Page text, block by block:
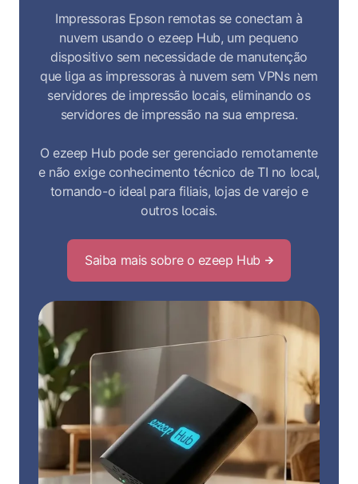
Impressoras Epson remotas se conectam à
nuvem usando o ezeep Hub, um pequeno
dispositivo sem necessidade de manutenção
que liga as impressoras à nuvem sem VPNs nem
servidores de impressão locais, eliminando os
servidores de impressão na sua empresa.
O ezeep Hub pode ser gerenciado remotamente
e não exige conhecimento técnico de TI no local,
tornando-o ideal para filiais, lojas de varejo e
outros locais.
Saiba mais sobre o ezeep Hub